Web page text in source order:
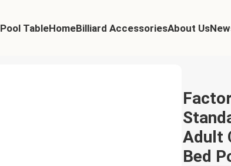
Pool TableHomeBilliard AccessoriesAbout Us
Adult
Bed